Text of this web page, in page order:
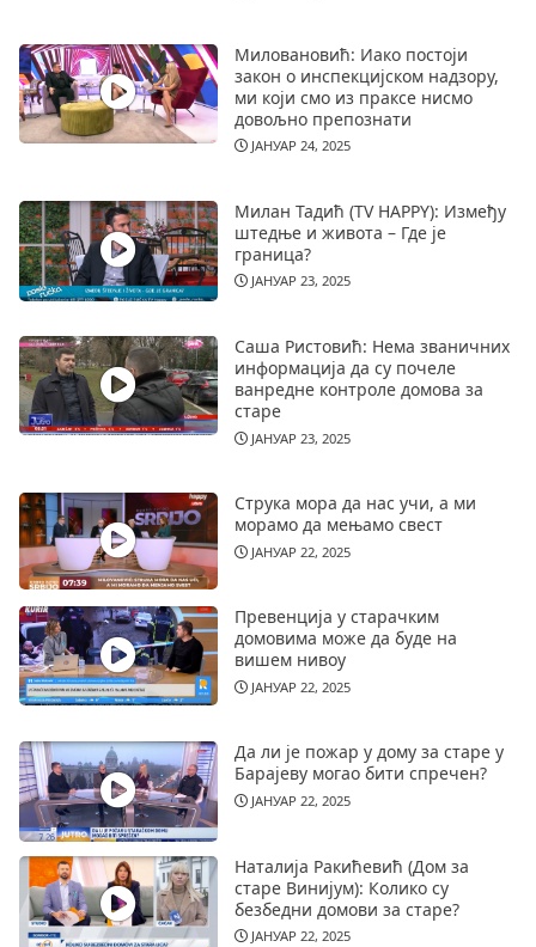
Миловановић: Иако постоји
закон о инспекцијском надзору,
ми који смо из праксе нисмо
довољно препознати
ЈАНУАР 24, 2025
Милан Тадић (TV HAPPY): Између
штедње и живота – Где је
граница?
ЈАНУАР 23, 2025
Саша Ристовић: Нема званичних
информација да су почеле
ванредне контроле домова за
старе
ЈАНУАР 23, 2025
Струка мора да нас учи, а ми
морамо да мењамо свест
ЈАНУАР 22, 2025
Превенција у старачким
домовима може да буде на
вишем нивоу
ЈАНУАР 22, 2025
Да ли је пожар у дому за старе у
Барајеву могао бити спречен?
ЈАНУАР 22, 2025
Наталија Ракићевић (Дом за
старе Винијум): Колико су
безбедни домови за старе?
ЈАНУАР 22, 2025